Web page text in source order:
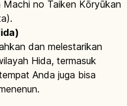
no Taiken Kōryūkan
dan melestarikan
Hida, termasuk
Anda juga bisa